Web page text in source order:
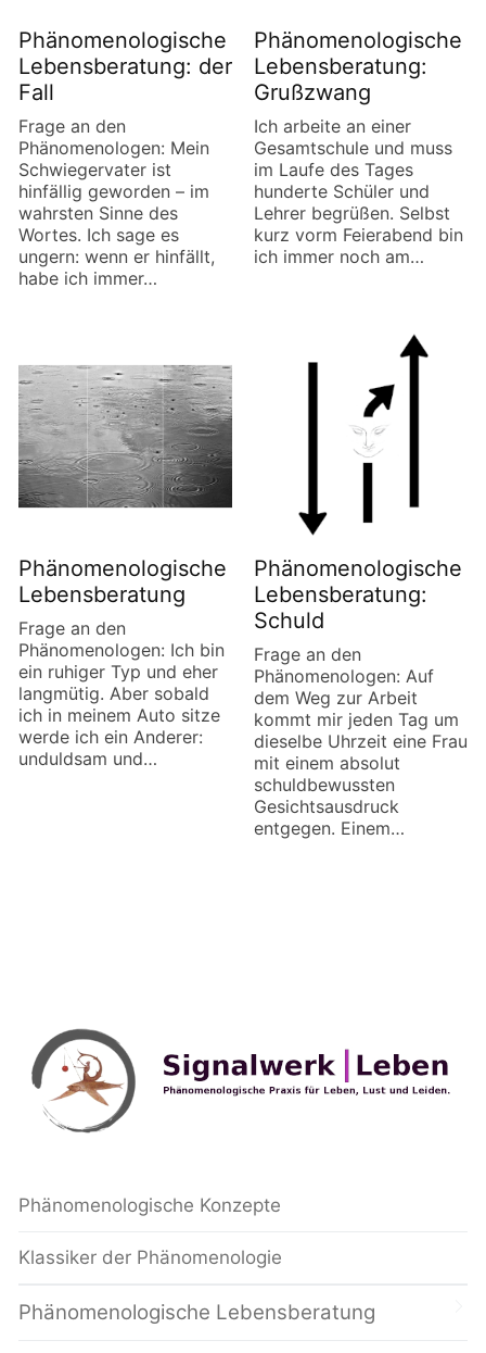
Phänomenologische
Lebensberatung: der
Fall
Frage an den
Phänomenologen: Mein
Schwiegervater ist
hinfällig geworden – im
wahrsten Sinne des
Wortes. Ich sage es
ungern: wenn er hinfällt,
habe ich immer…
Phänomenologische
Lebensberatung:
Grußzwang
Ich arbeite an einer
Gesamtschule und muss
im Laufe des Tages
hunderte Schüler und
Lehrer begrüßen. Selbst
kurz vorm Feierabend bin
ich immer noch am…
Phänomenologische
Lebensberatung
Frage an den
Phänomenologen: Ich bin
ein ruhiger Typ und eher
langmütig. Aber sobald
ich in meinem Auto sitze
werde ich ein Anderer:
unduldsam und…
Phänomenologische
Lebensberatung:
Schuld
Frage an den
Phänomenologen: Auf
dem Weg zur Arbeit
kommt mir jeden Tag um
dieselbe Uhrzeit eine Frau
mit einem absolut
schuldbewussten
Gesichtsausdruck
entgegen. Einem…
Phänomenologische Konzepte
Klassiker der Phänomenologie
Phänomenologische Lebensberatung